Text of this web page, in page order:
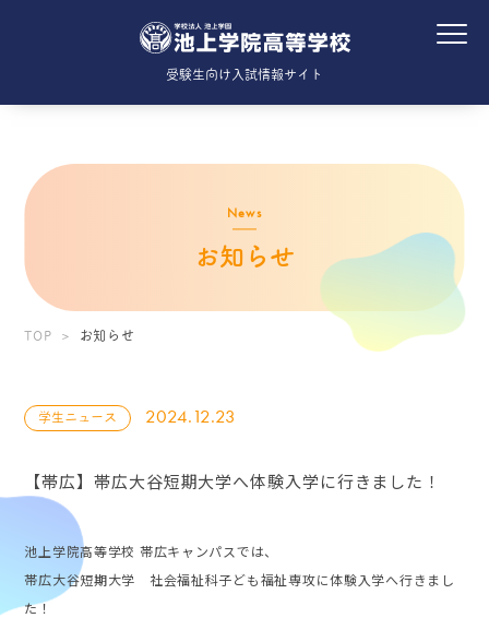
受験生向け入試情報サイト
News
お知らせ
TOP お知らせ
学生ニュース 2024.12.23
【帯広】帯広大谷短期大学へ体験入学に行きました！
池上学院高等学校 帯広キャンパスでは、
帯広大谷短期大学 社会福祉科子ども福祉専攻に体験入学へ行きまし
た！